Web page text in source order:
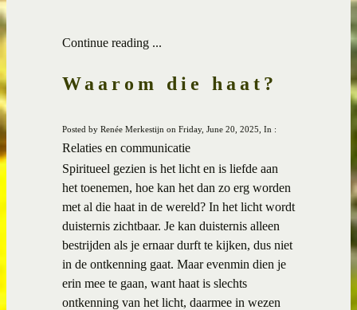
Continue reading ...
Waarom die haat?
Posted by Renée Merkestijn on Friday, June 20, 2025, In :
Relaties en communicatie
Spiritueel gezien is het licht en is liefde aan
het toenemen, hoe kan het dan zo erg worden
met al die haat in de wereld? In het licht wordt
duisternis zichtbaar. Je kan duisternis alleen
bestrijden als je ernaar durft te kijken, dus niet
in de ontkenning gaat. Maar evenmin dien je
erin mee te gaan, want haat is slechts
ontkenning van het licht, daarmee in wezen